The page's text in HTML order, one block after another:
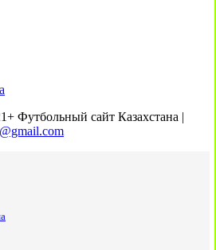
Футбольный сайт Казахстана |